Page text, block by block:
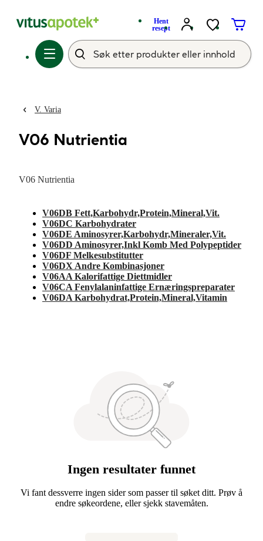
Hent
resept
V. Varia
V06 Nutrientia
V06 Nutrientia
V06DB Fett,Karbohydr,Protein,Mineral,Vit.
V06DC Karbohydrater
V06DE Aminosyrer,Karbohydr,Mineraler,Vit.
V06DD Aminosyrer,Inkl Komb Med Polypeptider
V06DF Melkesubstitutter
V06DX Andre Kombinasjoner
V06AA Kalorifattige Diettmidler
V06CA Fenylalaninfattige Ernæringspreparater
V06DA Karbohydrat,Protein,Mineral,Vitamin
Ingen resultater funnet
Vi fant dessverre ingen sider som passer til søket ditt. Prøv å
endre søkeordene, eller sjekk stavemåten.